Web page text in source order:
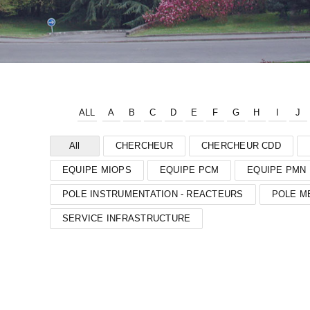
ALL A B C D E F G H J
All CHERCHEUR CHERCHEUR CDD
EQUIPE MIOPS EQUIPE PCM EQUIPE PMN
POLE INSTRUMENTATION - REACTEURS POLE
SERVICE INFRASTRUCTURE